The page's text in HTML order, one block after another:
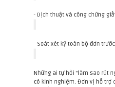
- Dịch thuật và công chứng
- Soát xét kỹ toàn bộ đơn
Những ai tự hỏi "làm sao rút
có kinh nghiệm. Đơn vị hỗ trợ